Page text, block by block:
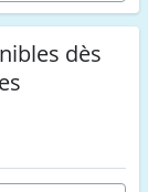
dès